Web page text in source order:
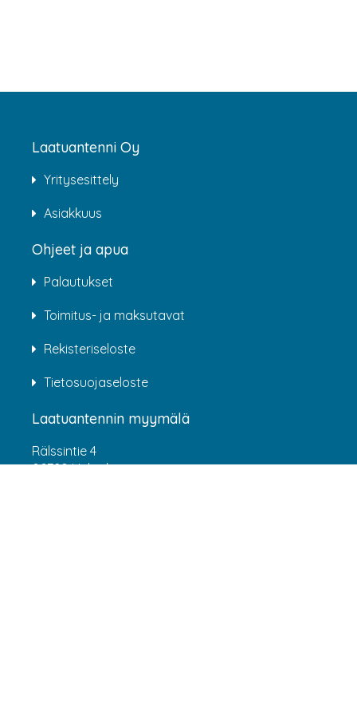
Laatuantenni Oy
Yritysesittely
Asiakkuus
Ohjeet ja apua
Palautukset
Toimitus- ja maksutavat
Rekisteriseloste
Tietosuojaseloste
Laatuantennin myymälä
Rälssintie 4
00720 Helsinki